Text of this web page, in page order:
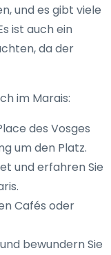
und es gibt viele
ist auch ein
da der
im Marais:
des Vosges
um den Platz.
und erfahren Sie
Cafés oder
bewundern Sie